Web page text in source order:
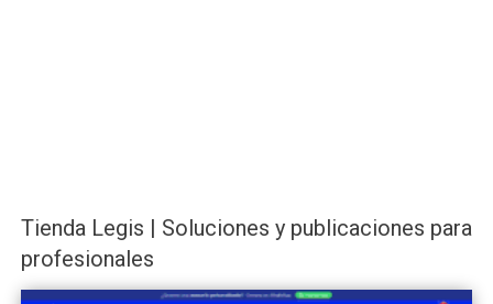
Tienda Legis | Soluciones y publicaciones para
profesionales